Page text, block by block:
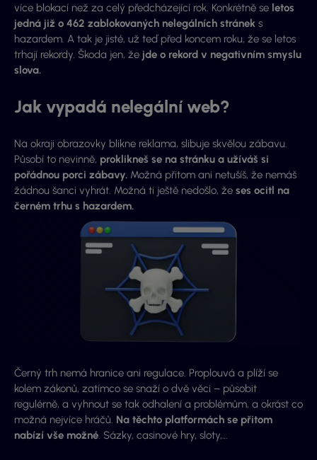
více blokací než za celý předcházející rok. Konkrétně se letos
jedná již o 462 zablokovaných nelegálních stránek s
hazardem. A tak je jisté, už teď před koncem roku, že se letos
trhají rekordy. Škoda jen, že jde o rekord v negativním smyslu
slova.
Jak vypadá nelegální web?
Na okraji obrazovky blikne reklama, slibuje skvělou zábavu.
Působí to nevinně, proklikneš se na stránku a užíváš si
pořádnou porci zábavy. Možná přitom ani netušíš, že nemáš
žádnou šanci vyhrát. Možná ti ještě nedošlo, že ses ocitl na
černém trhu s hazardem.
Černý trh nemá hranice ani regulace. Proplouvá a plíží se
kolem zákonů, zatímco se snaží o dvě věci – působit
regulérně, a vyhnout se tak odhalení a problémům, a okrást co
možná nejvíce hráčů. Na těchto platformách se přitom
nabízí vše možné. Sázky, casinové hry, sloty,…